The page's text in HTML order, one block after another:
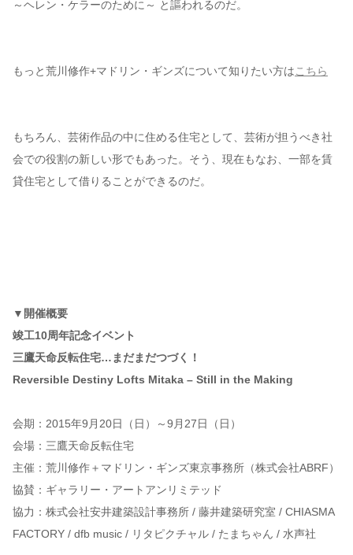
～ヘレン・ケラーのために～ と謳われるのだ。
もっと荒川修作+マドリン・ギンズについて知りたい方は こちら
もちろん、芸術作品の中に住める住宅として、芸術が担うべき社
会での役割の新しい形でもあった。そう、現在もなお、一部を賃
貸住宅として借りることができるのだ。
▼開催概要
竣工10周年記念イベント
三鷹天命反転住宅…まだまだつづく！
Reversible Destiny Lofts Mitaka – Still in the Making
会期：2015年9月20日（日）～9月27日（日）
会場：三鷹天命反転住宅
主催：荒川修作＋マドリン・ギンズ東京事務所（株式会社ABRF）
協賛：ギャラリー・アートアンリミテッド
協力：株式会社安井建築設計事務所 / 藤井建築研究室 / CHIASMA
FACTORY / dfb music / リタピクチャル / たまちゃん / 水声社